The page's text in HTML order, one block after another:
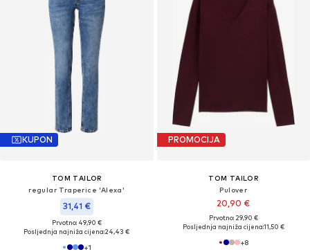
KUPON
TOM TAILOR
regular Traperice 'Alexa'
31,41 €
Prvotno: 49,90 €
Posljednja najniža cijena:24,43 €
+1
PROMOCIJA
TOM TAILOR
Pulover
20,90 €
Prvotno: 29,90 €
Posljednja najniža cijena:11,50 €
+8